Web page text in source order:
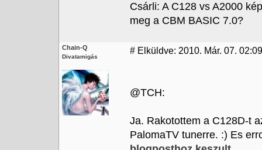
Csárli: A C128 vs A2000
meg a CBM BASIC 7.0?
Chain-Q
Divatamigás
# Elküldve: 2010. Már. 07. 02:09
@TCH:
Ja. Rakotottem a C128D-t
PalomaTV tunerre. :) Es